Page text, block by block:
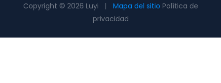
Copyright © 2026 Luyi | Mapa del sitio Política de
privacidad